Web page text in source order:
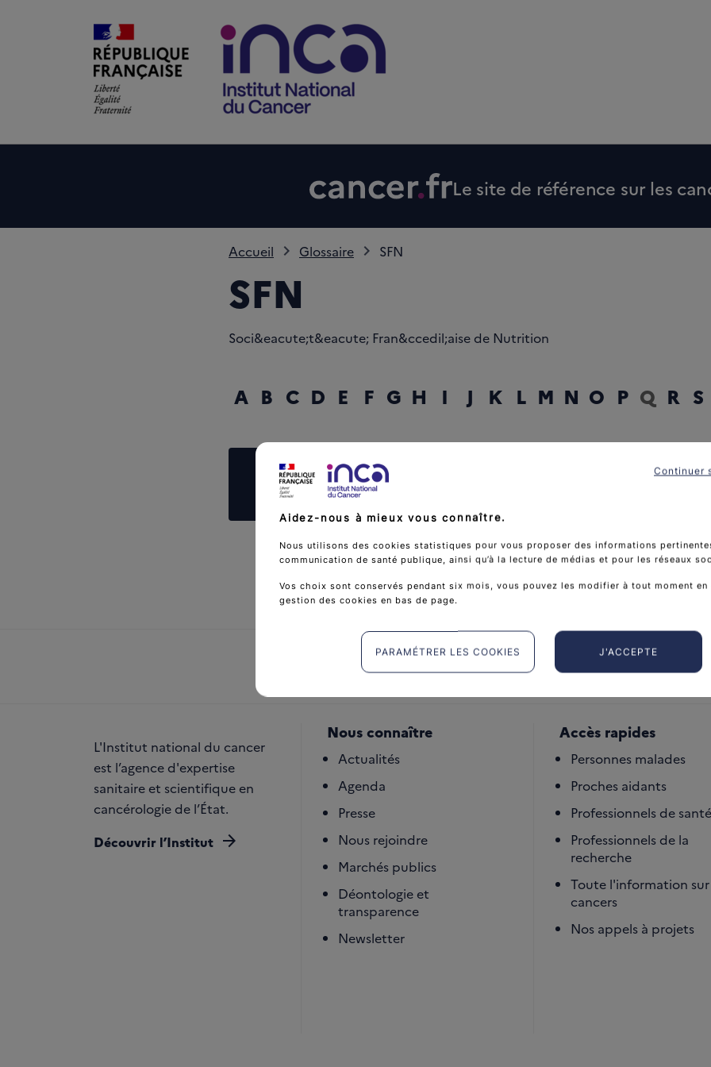
Le site de référence sur les
Accueil Glossaire SFN
SFN
Soci&eacute;t&eacute; Fran&ccedil;aise de Nutrition
A B C D E F G H I J K L M N O P Q R S
Rechercher un mot
L'Institut national du cancer
est l’agence d'expertise
sanitaire et scientifique en
cancérologie de l’État.
Découvrir l’Institut arrow_forward
Nous connaître
Actualités
Agenda
Presse
Nous rejoindre
Marchés publics
Déontologie et
transparence
Newsletter
Accès rapides
Personnes malades
Proches aidants
Professionnels de santé
Professionnels de la
recherche
Toute l'information sur
cancers
Nos appels à projets
Aidez-nous à mieux vous connaître.
Nous utilisons des cookies statistiques pour vous proposer des informations
communication de santé publique, ainsi qu’à la lecture de médias et pour les réseaux
Vos choix sont conservés pendant six mois, vous pouvez les modifier à tout moment en
gestion des cookies en bas de page.
J'ACCEPTE
PARAMÉTRER LES COOKIES
Continuer